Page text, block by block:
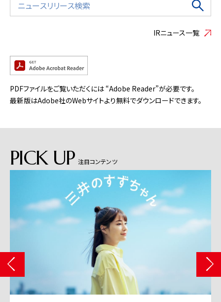
IRニュース一覧
PDFファイルをご覧いただくには “Adobe Reader”が必要です。
最新版はAdobe社のWebサイトより無料でダウンロードできます。
PICK UP 注目コンテンツ